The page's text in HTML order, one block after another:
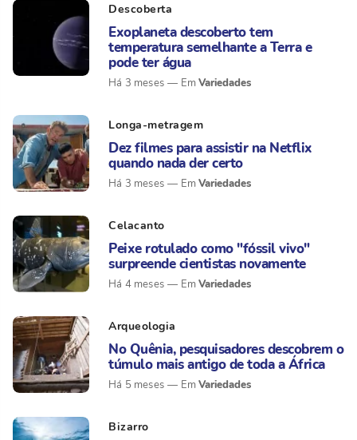
Descoberta
Exoplaneta descoberto tem
temperatura semelhante a Terra e
pode ter água
Há 3 meses Variedades
Longa-metragem
Dez filmes para assistir na Netflix
quando nada der certo
Há 3 meses Variedades
Celacanto
Peixe rotulado como "fóssil vivo"
surpreende cientistas novamente
Há 4 meses Variedades
Arqueologia
No Quênia, pesquisadores descobrem o
túmulo mais antigo de toda a África
Há 5 meses Variedades
Bizarro